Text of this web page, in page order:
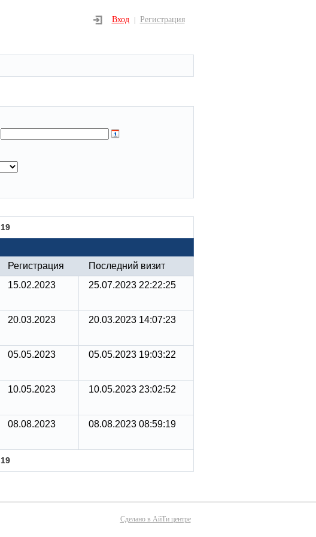
Вход Регистрация
19
Регистрация Последний визит
15.02.2023 25.07.2023 22:22:25
20.03.2023 20.03.2023 14:07:23
05.05.2023 05.05.2023 19:03:22
10.05.2023 10.05.2023 23:02:52
08.08.2023 08.08.2023 08:59:19
19
Сделано в АйТи центре